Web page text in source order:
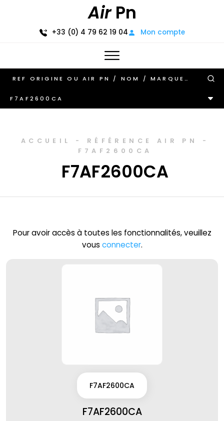
AirPn
+33 (0) 4 79 62 19 04 Mon compte
F7AF2600CA
ACCUEIL - RÉFÉRENCE AIR PN
-
F7AF2600CA
F7AF2600CA
Pour avoir accès à toutes les fonctionnalités, veuillez
vous connecter.
F7AF2600CA
F7AF2600CA